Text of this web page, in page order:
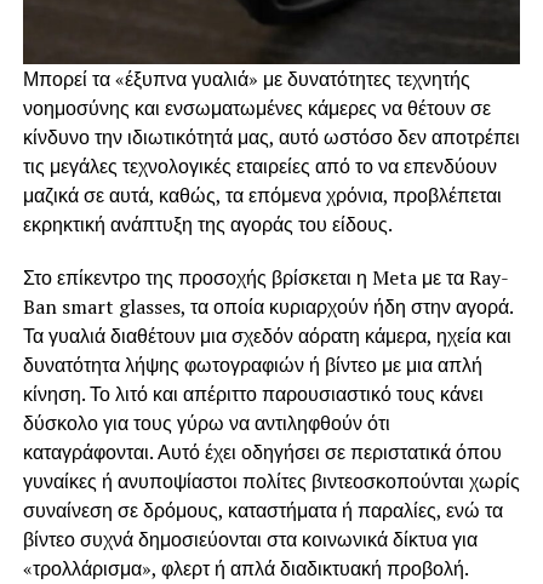
Μπορεί τα «έξυπνα γυαλιά» με δυνατότητες τεχνητής
νοημοσύνης και ενσωματωμένες κάμερες να θέτουν σε
κίνδυνο την ιδιωτικότητά μας, αυτό ωστόσο δεν αποτρέπει
τις μεγάλες τεχνολογικές εταιρείες από το να επενδύουν
μαζικά σε αυτά, καθώς, τα επόμενα χρόνια, προβλέπεται
εκρηκτική ανάπτυξη της αγοράς του είδους.
Στο επίκεντρο της προσοχής βρίσκεται η Meta με τα Ray-
Ban smart glasses, τα οποία κυριαρχούν ήδη στην αγορά.
Τα γυαλιά διαθέτουν μια σχεδόν αόρατη κάμερα, ηχεία και
δυνατότητα λήψης φωτογραφιών ή βίντεο με μια απλή
κίνηση. Το λιτό και απέριττο παρουσιαστικό τους κάνει
δύσκολο για τους γύρω να αντιληφθούν ότι
καταγράφονται. Αυτό έχει οδηγήσει σε περιστατικά όπου
γυναίκες ή ανυποψίαστοι πολίτες βιντεοσκοπούνται χωρίς
συναίνεση σε δρόμους, καταστήματα ή παραλίες, ενώ τα
βίντεο συχνά δημοσιεύονται στα κοινωνικά δίκτυα για
«τρολλάρισμα», φλερτ ή απλά διαδικτυακή προβολή.